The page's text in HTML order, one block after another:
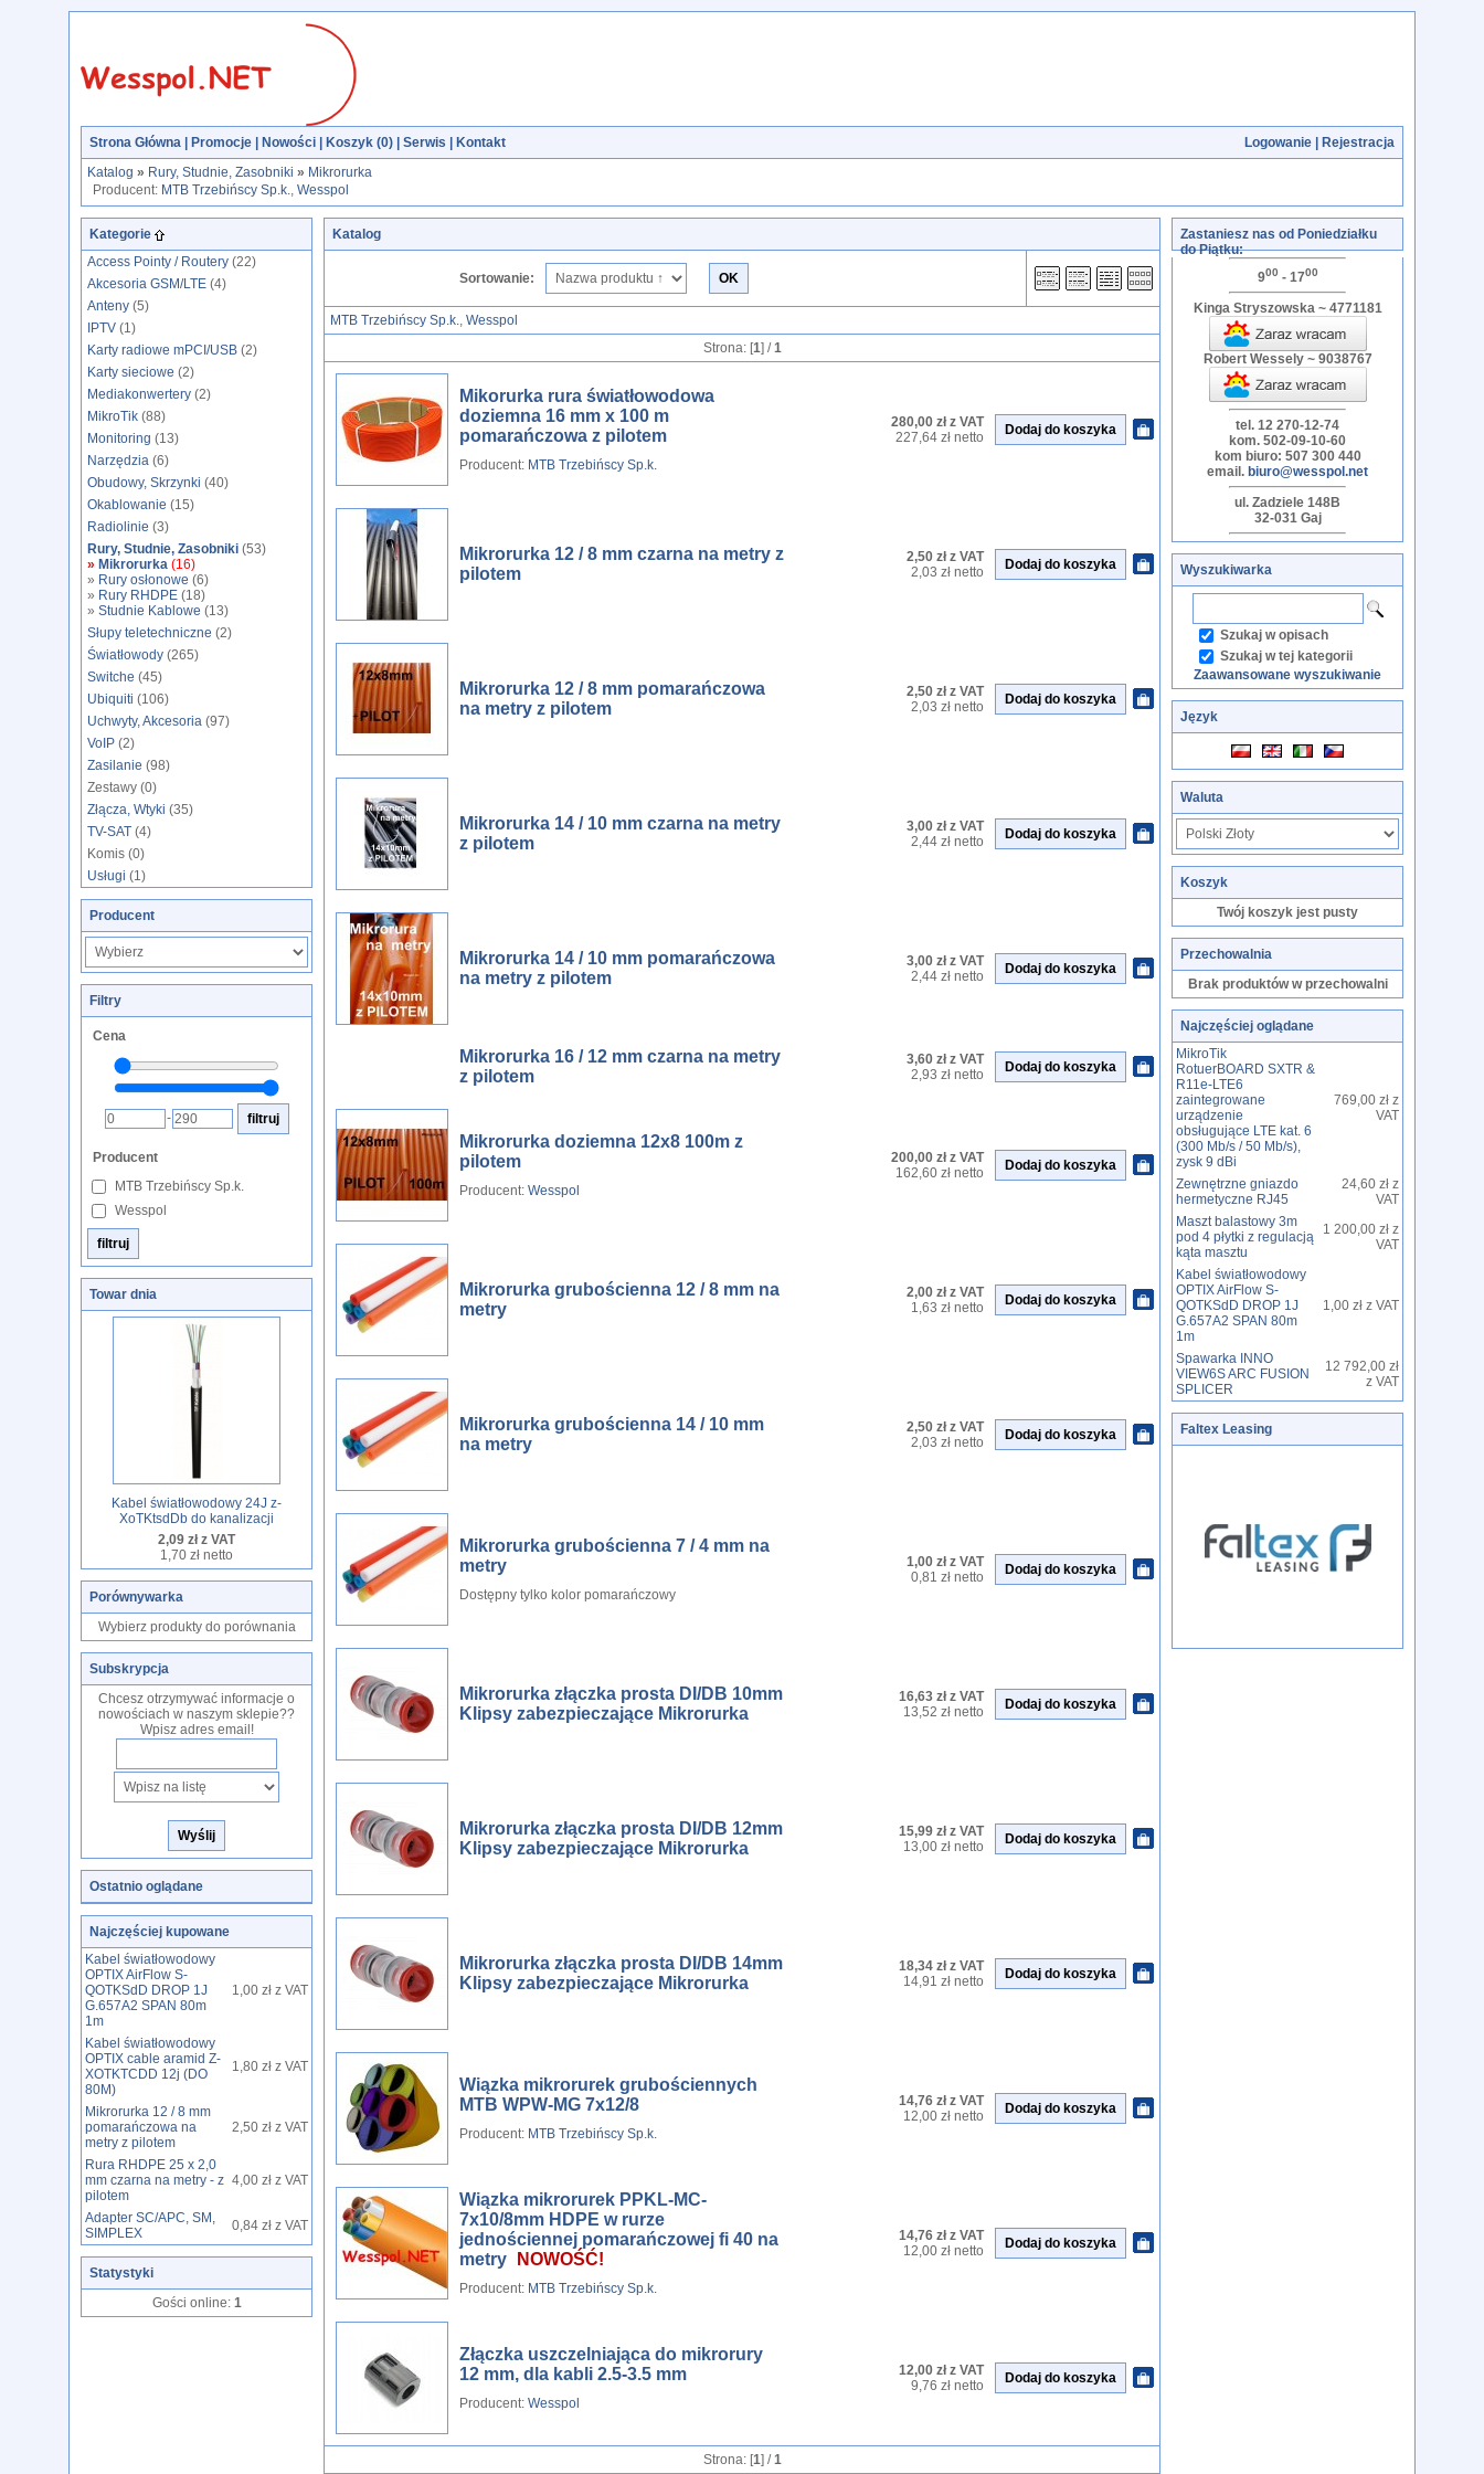
Strona Główna Promocje Nowości Koszyk (0) Serwis Kontakt Logowanie
Rejestracja
Katalog » Rury, Studnie, Zasobniki » Mikrorurka
Producent: MTB Trzebińscy Sp.k., Wesspol
Kategorie
Access Pointy / Routery (22)
Akcesoria GSM/LTE (4)
Anteny (5)
IPTV (1)
Karty radiowe mPCI/USB (2)
Karty sieciowe (2)
Mediakonwertery (2)
MikroTik (88)
Monitoring (13)
Narzędzia (6)
Obudowy, Skrzynki (40)
Okablowanie (15)
Radiolinie (3)
Rury, Studnie, Zasobniki (53)
» Mikrorurka (16)
» Rury osłonowe (6)
» Rury RHDPE (18)
» Studnie Kablowe (13)
Słupy teletechniczne (2)
Światłowody (265)
Switche (45)
Ubiquiti (106)
Uchwyty, Akcesoria (97)
VoIP (2)
Zasilanie (98)
Zestawy (0)
Złącza, Wtyki (35)
TV-SAT (4)
Komis (0)
Usługi (1)
Producent
Filtry
Cena
-
Producent
MTB Trzebińscy Sp.k.
Wesspol
Towar dnia
Kabel światłowodowy 24J z-
XoTKtsdDb do kanalizacji
2,09 zł z VAT
1,70 zł netto
Porównywarka
Wybierz produkty do porównania
Subskrypcja
Chcesz otrzymywać informacje o
nowościach w naszym sklepie??
Wpisz adres email!
Ostatnio oglądane
Najczęściej kupowane
Kabel światłowodowy
OPTIX AirFlow S-
QOTKSdD DROP 1J
G.657A2 SPAN 80m
1m
1,00 zł z VAT
Kabel światłowodowy
OPTIX cable aramid Z-
XOTKTCDD 12j (DO
80M)
1,80 zł z VAT
Mikrorurka 12 / 8 mm
pomarańczowa na
metry z pilotem
2,50 zł z VAT
Rura RHDPE 25 x 2,0
mm czarna na metry - z
pilotem
4,00 zł z VAT
Adapter SC/APC, SM,
SIMPLEX
0,84 zł z VAT
Statystyki
Gości online: 1
Katalog
Sortowanie:
MTB Trzebińscy Sp.k., Wesspol
Strona: [1] /1
Mikorurka rura światłowodowa
doziemna 16 mm x 100 m
pomarańczowa z pilotem
Producent: MTB Trzebińscy Sp.k.
280,00 zł z VAT
227,64 zł netto
Mikrorurka 12 / 8 mm czarna na metry z
pilotem
2,50 zł z VAT
2,03 zł netto
Mikrorurka 12 / 8 mm pomarańczowa
na metry z pilotem
2,50 zł z VAT
2,03 zł netto
Mikrorurka 14 / 10 mm czarna na metry
z pilotem
3,00 zł z VAT
2,44 zł netto
Mikrorurka 14 / 10 mm pomarańczowa
na metry z pilotem
3,00 zł z VAT
2,44 zł netto
Mikrorurka 16 / 12 mm czarna na metry
z pilotem
3,60 zł z VAT
2,93 zł netto
Mikrorurka doziemna 12x8 100m z
pilotem
Producent: Wesspol
200,00 zł z VAT
162,60 zł netto
Mikrorurka grubościenna 12 / 8 mm na
metry
2,00 zł z VAT
1,63 zł netto
Mikrorurka grubościenna 14 / 10 mm
na metry
2,50 zł z VAT
2,03 zł netto
Mikrorurka grubościenna 7 / 4 mm na
metry
Dostępny tylko kolor pomarańczowy
1,00 zł z VAT
0,81 zł netto
Mikrorurka złączka prosta DI/DB 10mm
Klipsy zabezpieczające Mikrorurka
16,63 zł z VAT
13,52 zł netto
Mikrorurka złączka prosta DI/DB 12mm
Klipsy zabezpieczające Mikrorurka
15,99 zł z VAT
13,00 zł netto
Mikrorurka złączka prosta DI/DB 14mm
Klipsy zabezpieczające Mikrorurka
18,34 zł z VAT
14,91 zł netto
Wiązka mikrorurek grubościennych
MTB WPW-MG 7x12/8
Producent: MTB Trzebińscy Sp.k.
14,76 zł z VAT
12,00 zł netto
Wiązka mikrorurek PPKL-MC-
7x10/8mm HDPE w rurze
jednościennej pomarańczowej fi 40 na
metry
NOWOŚĆ!
Producent: MTB Trzebińscy Sp.k.
14,76 zł z VAT
12,00 zł netto
Złączka uszczelniająca do mikrorury
12 mm, dla kabli 2.5-3.5 mm
Producent: Wesspol
12,00 zł z VAT
9,76 zł netto
Strona: [1] /1
Zastaniesz nas od Poniedziałku
do Piątku:
900 - 1700
Kinga Stryszowska ~ 4771181
Robert Wessely ~ 9038767
tel. 12 270-12-74
kom. 502-09-10-60
kom biuro: 507 300 440
email. biuro@wesspol.net
ul. Zadziele 148B
32-031 Gaj
Wyszukiwarka
Szukaj w opisach
Szukaj w tej kategorii
Zaawansowane wyszukiwanie
Język
Waluta
Koszyk
Twój koszyk jest pusty
Przechowalnia
Brak produktów w przechowalni
Najczęściej oglądane
MikroTik
RotuerBOARD SXTR &
R11e-LTE6
zaintegrowane
urządzenie
obsługujące LTE kat. 6
(300 Mb/s / 50 Mb/s),
zysk 9 dBi
769,00 zł z
VAT
Zewnętrzne gniazdo
hermetyczne RJ45
24,60 zł z
VAT
Maszt balastowy 3m
pod 4 płytki z regulacją
kąta masztu
1 200,00 zł z
VAT
Kabel światłowodowy
OPTIX AirFlow S-
QOTKSdD DROP 1J
G.657A2 SPAN 80m
1m
1,00 zł z VAT
Spawarka INNO
VIEW6S ARC FUSION
SPLICER
12 792,00 zł
z VAT
Faltex Leasing